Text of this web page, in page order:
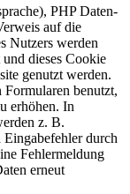
PHP Daten-
auf die
Nutzers werden
dieses Cookie
genutzt werden.
benutzt,
erhöhen. In
z. B.
durch
Fehlermeldung
erneut